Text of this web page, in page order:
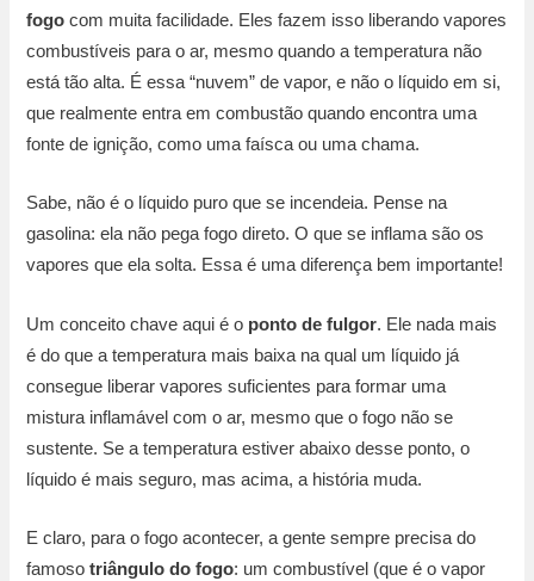
fogo com muita facilidade. Eles fazem isso liberando vapores
combustíveis para o ar, mesmo quando a temperatura não
está tão alta. É essa “nuvem” de vapor, e não o líquido em si,
que realmente entra em combustão quando encontra uma
fonte de ignição, como uma faísca ou uma chama.
Sabe, não é o líquido puro que se incendeia. Pense na
gasolina: ela não pega fogo direto. O que se inflama são os
vapores que ela solta. Essa é uma diferença bem importante!
Um conceito chave aqui é o ponto de fulgor. Ele nada mais
é do que a temperatura mais baixa na qual um líquido já
consegue liberar vapores suficientes para formar uma
mistura inflamável com o ar, mesmo que o fogo não se
sustente. Se a temperatura estiver abaixo desse ponto, o
líquido é mais seguro, mas acima, a história muda.
E claro, para o fogo acontecer, a gente sempre precisa do
famosotriângulo do fogo: um combustível (que é o vapor